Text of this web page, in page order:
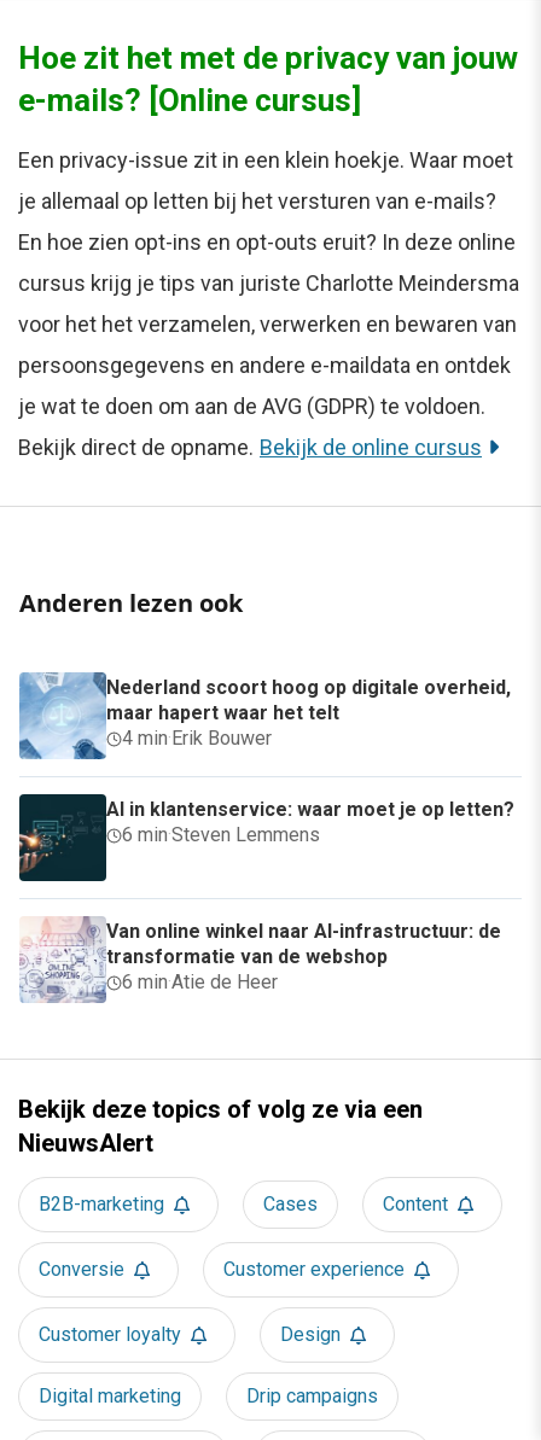
Hoe zit het met de privacy van jouw
e-mails? [Online cursus]
Een privacy-issue zit in een klein hoekje. Waar moet
je allemaal op letten bij het versturen van e-mails?
En hoe zien opt-ins en opt-outs eruit? In deze online
cursus krijg je tips van juriste Charlotte Meindersma
voor het het verzamelen, verwerken en bewaren van
persoonsgegevens en andere e-maildata en ontdek
je wat te doen om aan de AVG (GDPR) te voldoen.
Bekijk direct de opname. Bekijk de online cursus
Anderen lezen ook
Nederland scoort hoog op digitale overheid,
maar hapert waar het telt
4 min· Erik Bouwer
AI in klantenservice: waar moet je op letten?
6 min·Steven Lemmens
Van online winkel naar AI-infrastructuur: de
transformatie van de webshop
6 min·Atie de Heer
Bekijk deze topics of volg ze via een
NieuwsAlert
B2B-marketing Cases Content
Conversie Customer experience
Customer loyalty Design
Digital marketing Drip campaigns